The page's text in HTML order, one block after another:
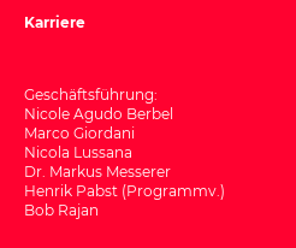
Karriere
Geschäftsführung:
Nicole Agudo Berbel
Marco Giordani
Nicola Lussana
Dr. Markus Messerer
Henrik Pabst (Programmv.)
Bob Rajan